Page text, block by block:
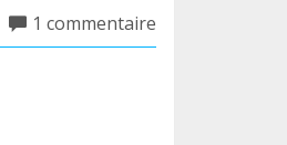
1 commentaire